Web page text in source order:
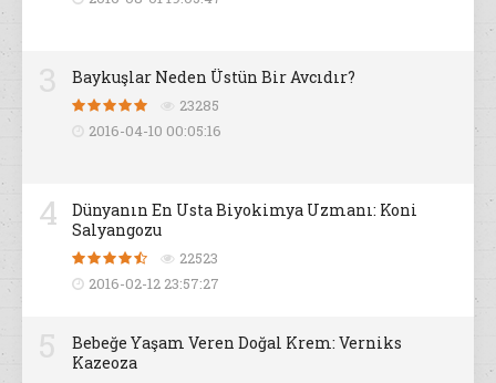
Baykuşlar Neden Üstün Bir Avcıdır?
23285
2016-04-10 00:05:16
4
Dünyanın En Usta Biyokimya Uzmanı: Koni
Salyangozu
22523
2016-02-12 23:57:27
Bebeğe Yaşam Veren Doğal Krem: Verniks
Kazeoza